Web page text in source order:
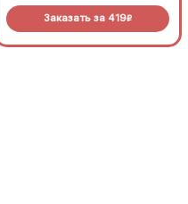
Заказать за 419R